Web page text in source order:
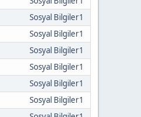
Sosyal Bilgiler1
Sosyal Bilgiler1
Sosyal Bilgiler1
Sosyal Bilgiler1
Sosyal Bilgiler1
Sosyal Bilgiler1